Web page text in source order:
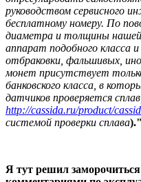
руководством сервисного
бесплатному номеру. По
диаметра и толщины
аппарат подобного
отбраковки, фальшивых,
монет присутствует
банковского класса, в
датчиков проверяется
http://cassida.ru/product/
системой проверки сплава)."
Я тут решил